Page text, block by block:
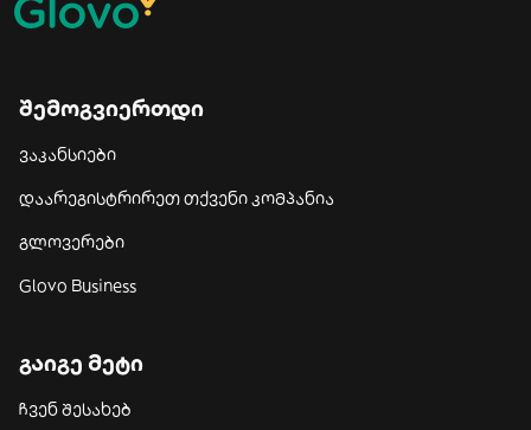
შემოგვიერთდი
ვაკანსიები
დაარეგისტრირეთ თქვენი კომპანია
გლოვერები
Glovo Business
გაიგე მეტი
ჩვენ შესახებ